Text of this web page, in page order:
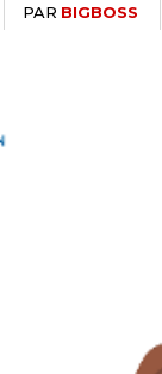
PAR BIGBOSS